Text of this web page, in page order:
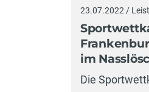
23.07.2022 /
im
Die